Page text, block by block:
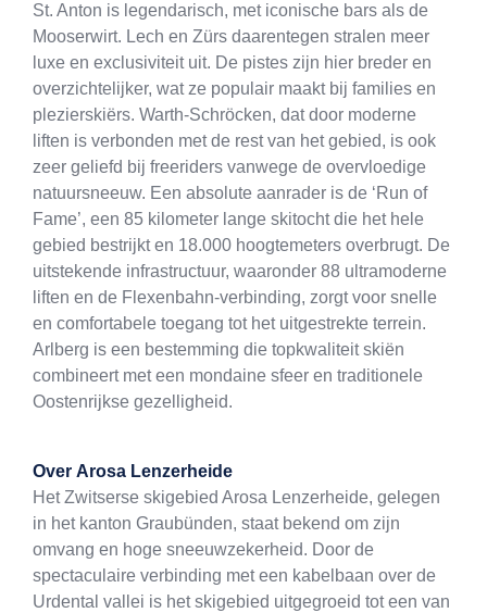
St. Anton is legendarisch, met iconische bars als de
Mooserwirt. Lech en Zürs daarentegen stralen meer
luxe en exclusiviteit uit. De pistes zijn hier breder en
overzichtelijker, wat ze populair maakt bij families en
plezierskiërs. Warth-Schröcken, dat door moderne
liften is verbonden met de rest van het gebied, is ook
zeer geliefd bij freeriders vanwege de overvloedige
natuursneeuw. Een absolute aanrader is de ‘Run of
Fame’, een 85 kilometer lange skitocht die het hele
gebied bestrijkt en 18.000 hoogtemeters overbrugt. De
uitstekende infrastructuur, waaronder 88 ultramoderne
liften en de Flexenbahn-verbinding, zorgt voor snelle
en comfortabele toegang tot het uitgestrekte terrein.
Arlberg is een bestemming die topkwaliteit skiën
combineert met een mondaine sfeer en traditionele
Oostenrijkse gezelligheid.
Over Arosa Lenzerheide
Het Zwitserse skigebied Arosa Lenzerheide, gelegen
in het kanton Graubünden, staat bekend om zijn
omvang en hoge sneeuwzekerheid. Door de
spectaculaire verbinding met een kabelbaan over de
Urdental vallei is het skigebied uitgegroeid tot een van